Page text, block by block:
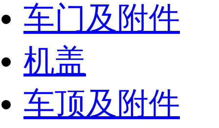
车门及附件
机盖
车顶及附件